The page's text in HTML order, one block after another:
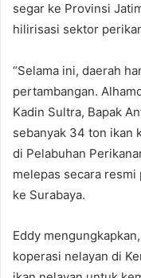
segar ke Provinsi
hilirisasi sektor
“Selama ini, daerah
pertambangan.
Kadin Sultra, Bapak
sebanyak 34 ton ikan
di Pelabuhan
melepas secara
ke Surabaya.
Eddy
koperasi nelayan di